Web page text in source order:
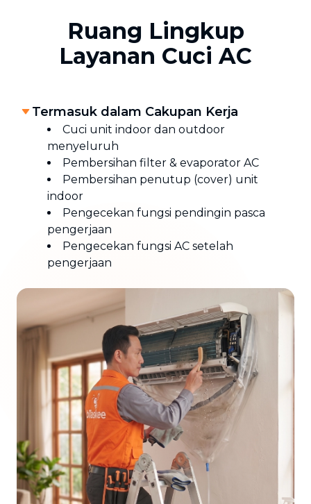
Ruang Lingkup
Layanan Cuci AC
Termasuk dalam Cakupan Kerja
Cuci unit indoor dan outdoor
menyeluruh
Pembersihan filter & evaporator AC
Pembersihan penutup (cover) unit
indoor
Pengecekan fungsi pendingin pasca
pengerjaan
Pengecekan fungsi AC setelah
pengerjaan